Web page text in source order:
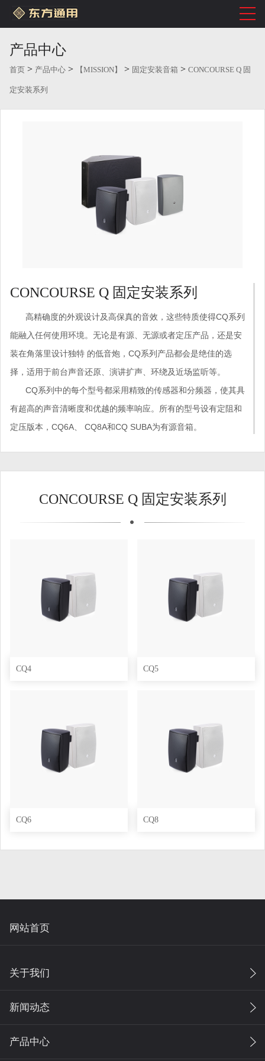
产品中心
首页 > 产品中心 > 【MISSION】 > 固定安装音箱 > CONCOURSE Q 固
定安装系列
CONCOURSE Q 固定安装系列
高精确度的外观设计及高保真的音效，这些特质使得CQ系列
能融入任何使用环境。无论是有源、无源或者定压产品，还是安
装在角落里设计独特 的低音炮，CQ系列产品都会是绝佳的选
择，适用于前台声音还原、演讲扩声、环绕及近场监听等。
CQ系列中的每个型号都采用精致的传感器和分频器，使其具
有超高的声音清晰度和优越的频率响应。所有的型号设有定阻和
定压版本，CQ6A、 CQ8A和CQ SUBA为有源音箱。
CONCOURSE Q 固定安装系列
CQ4 CQ5
CQ6 CQ8
网站首页
关于我们
新闻动态
产品中心